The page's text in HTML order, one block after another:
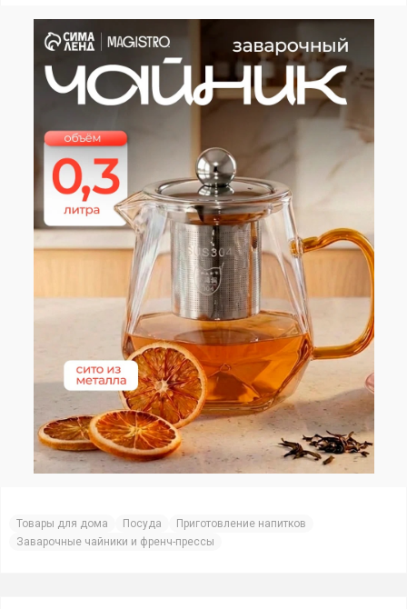
Товары для дома Посуда
Приготовление напитков
Заварочные чайники и френч-прессы